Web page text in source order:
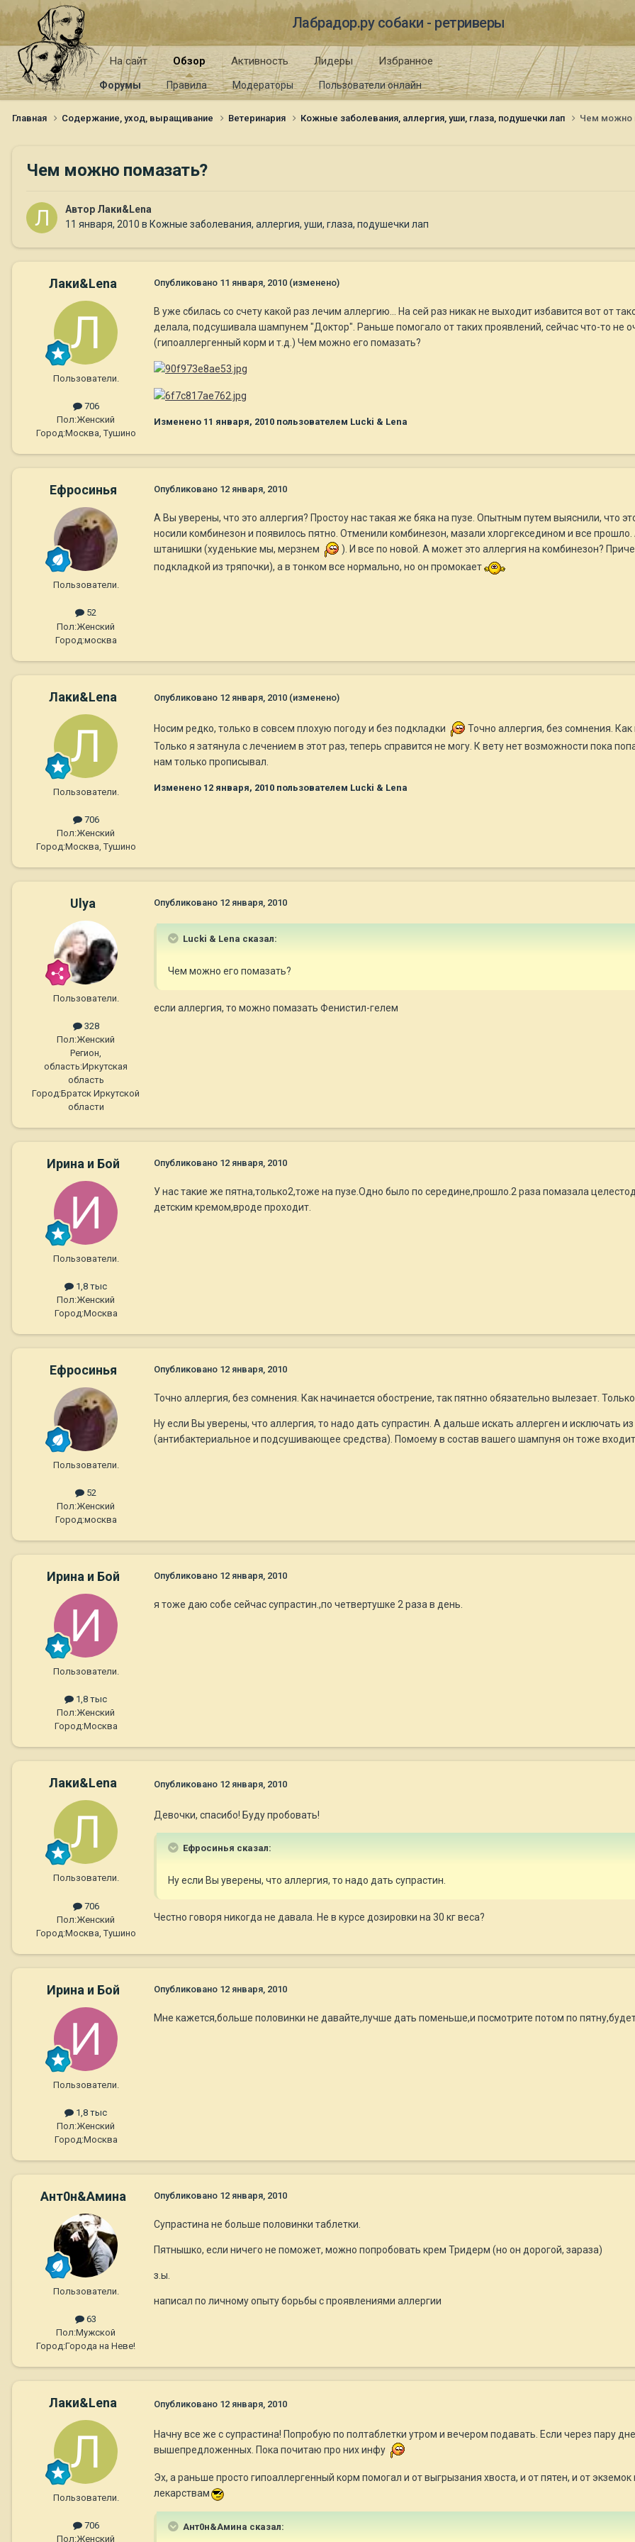
Лабрадор.ру собаки - ретриверы
На сайт Обзор
Форумы Правила Модераторы Пользователи онлайн
Активность Лидеры Избранное
Главная Содержание, уход, выращивание Ветеринария Кожные заболевания, аллергия, уши, глаза, подушечки лап Чем можно
Чем можно помазать?
Автор Лаки&Lena
11 января, 2010 в Кожные заболевания, аллергия, уши, глаза, подушечки лап
Лаки&Lena
Пользователи.
706
Пол:Женский
Город:Москва, Тушино
Опубликовано 11 января, 2010 (изменено)
В уже сбилась со счету какой раз лечим аллергию... На сей раз никак не выходит избавится вот от
делала, подсушивала шампунем "Доктор". Раньше помогало от таких проявлений, сейчас что-то не
(гипоаллергенный корм и т.д.) Чем можно его помазать?
Изменено 11 января, 2010 пользователем Lucki & Lena
Ефросинья
Пользователи.
52
Пол:Женский
Город:москва
Опубликовано 12 января, 2010
А Вы уверены, что это аллергия? Простоу нас такая же бяка на пузе. Опытным путем выяснили, что
носили комбинезон и появилось пятно. Отменили комбинезон, мазали хлоргекседином и все
штанишки (худенькие мы, мерзнем
). И все по новой. А может это аллергия на комбинезон?
подкладкой из тряпочки), а в тонком все нормально, но он промокает
Лаки&Lena
Пользователи.
706
Пол:Женский
Город:Москва, Тушино
Опубликовано 12 января, 2010 (изменено)
Носим редко, только в совсем плохую погоду и без подкладки
Точно аллергия, без сомнения.
Только я затянула с лечением в этот раз, теперь справится не могу. К вету нет возможности пока
нам только прописывал.
Изменено 12 января, 2010 пользователем Lucki & Lena
Ulya
Пользователи.
328
Пол:Женский
Регион,
область:Иркутская
область
Город:Братск Иркутской
области
Опубликовано 12 января, 2010
Lucki & Lena сказал:
Чем можно его помазать?
если аллергия, то можно помазать Фенистил-гелем
Ирина и Бой
Пользователи.
1,8 тыс
Пол:Женский
Город:Москва
Опубликовано 12 января, 2010
У нас такие же пятна,только2,тоже на пузе.Одно было по середине,прошло.2 раза помазала
детским кремом,вроде проходит.
Ефросинья
Пользователи.
52
Пол:Женский
Город:москва
Опубликовано 12 января, 2010
Точно аллергия, без сомнения. Как начинается обострение, так пятнно обязательно вылезает.
Ну если Вы уверены, что аллергия, то надо дать супрастин. А дальше искать аллерген и исключать
(антибактериальное и подсушивающее средства). Помоему в состав вашего шампуня он тоже входит.
Ирина и Бой
Пользователи.
1,8 тыс
Пол:Женский
Город:Москва
Опубликовано 12 января, 2010
я тоже даю собе сейчас супрастин.,по четвертушке 2 раза в день.
Лаки&Lena
Пользователи.
706
Пол:Женский
Город:Москва, Тушино
Опубликовано 12 января, 2010
Девочки, спасибо! Буду пробовать!
Ефросинья сказал:
Ну если Вы уверены, что аллергия, то надо дать супрастин.
Честно говоря никогда не давала. Не в курсе дозировки на 30 кг веса?
Ирина и Бой
Пользователи.
1,8 тыс
Пол:Женский
Город:Москва
Опубликовано 12 января, 2010
Мне кажется,больше половинки не давайте,лучше дать поменьше,и посмотрите потом по
Ант0н&Амина
Пользователи.
63
Пол:Мужской
Город:Города на Неве!
Опубликовано 12 января, 2010
Супрастина не больше половинки таблетки.
Пятнышко, если ничего не поможет, можно попробовать крем Тридерм (но он дорогой, зараза)
з.ы.
написал по личному опыту борьбы с проявлениями аллергии
Лаки&Lena
Пользователи.
706
Пол:Женский
Опубликовано 12 января, 2010
Начну все же с супрастина! Попробую по полтаблетки утром и вечером подавать. Если через пару
вышепредложенных. Пока почитаю про них инфу
Эх, а раньше просто гипоаллергенный корм помогал и от выгрызания хвоста, и от пятен, и от
лекарствам
Ант0н&Амина сказал: